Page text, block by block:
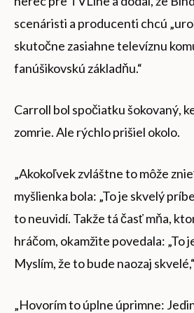
scenáristi a producenti chcú
skutočne zasiahne televíznu
fanúšikovskú základňu.“
Carroll bol spočiatku šokovaný,
zomrie. Ale rýchlo prišiel okolo.
„Akokoľvek zvláštne to môže
myšlienka bola: „To je skvelý
to neuvidí. Takže tá časť mňa,
hráčom, okamžite povedala: „To
Myslím, že to bude naozaj
„Hovorím to úplne úprimne: